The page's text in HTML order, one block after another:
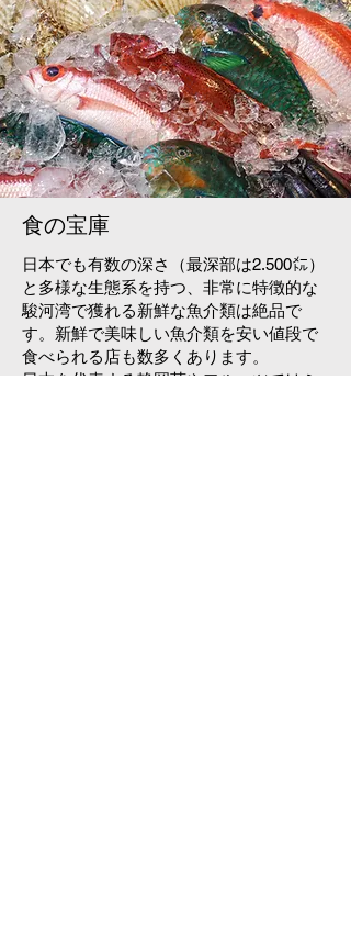
食の宝庫
日本でも有数の深さ（最深部は2.500㍍）
と多様な生態系を持つ、非常に特徴的な
駿河湾で獲れる新鮮な魚介類は絶品で
す。新鮮で美味しい魚介類を安い値段で
食べられる店も数多くあります。
日本を代表する静岡茶やフルーツではミ